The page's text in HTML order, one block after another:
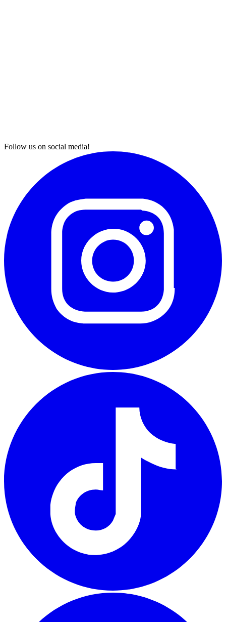
Follow us on social media!